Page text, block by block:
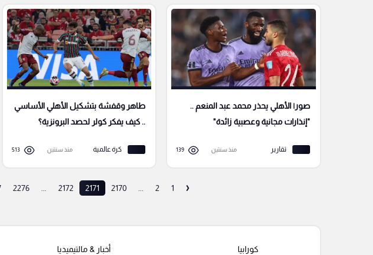
تقارير
صور| الأهلي يحذر محمد عبد المنعم ..
"إنذارات مجانية وعصبية زائدة"
منذ سنتين 139 كرة عالمية
طاهر وقفشة بتشكيل الأهلي الأساسي
.. كيف يفكر كولر لحصد البرونزية؟
منذ سنتين 513
‹
1
2
...
2170
2171
2172
...
2276
كورابيا أخبار & مالتيميديا